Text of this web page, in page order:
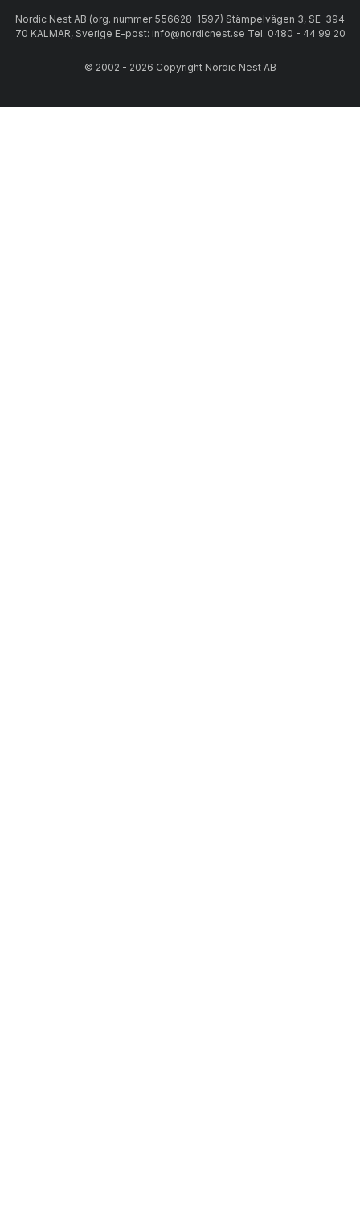
Nordic Nest AB (org. nummer 556628-1597) Stämpelvägen 3, SE-394
70 KALMAR, Sverige E-post: info@nordicnest.se Tel. 0480 - 44 99 20
© 2002 - 2026 Copyright Nordic Nest AB